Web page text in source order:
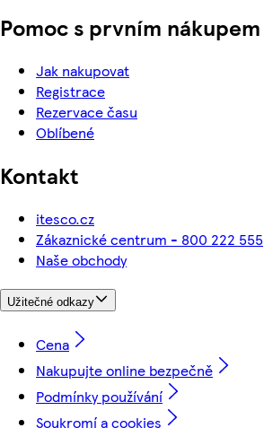
Pomoc s prvním nákupem
Jak nakupovat
Registrace
Rezervace času
Oblíbené
Kontakt
itesco.cz
Zákaznické centrum - 800 222 555
Naše obchody
Užitečné odkazy
Cena
Nakupujte online bezpečně
Podmínky používání
Soukromí a cookies